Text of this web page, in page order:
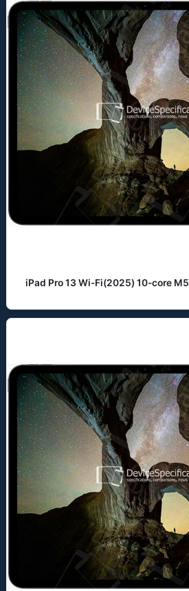
iPad Pro 13 Wi-Fi(2025) 10-core M5